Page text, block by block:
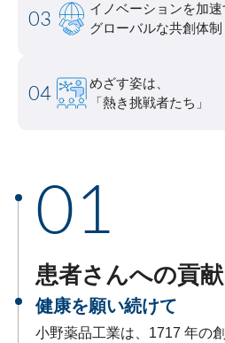
医療従事者向けサイト（ONOメ
English Global
会社案内
IRカレンダー
よくあるご質問
社会
ステークホルダーエンゲー
ポリシー類
GRIスタンダード対照表
サステナビリティレポート
ESGデータ集
03
イノベーションを加速
グローバルな共創体制
04
めざす姿は、
「熱き挑戦者たち」
01
患者さんへの貢献
健康を願い続けて
小野薬品工業は、1717 年の